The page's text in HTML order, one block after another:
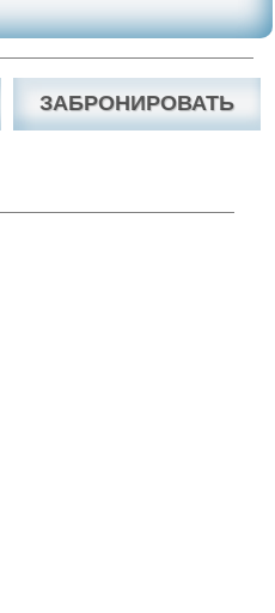
ЗАБРОНИРОВАТЬ